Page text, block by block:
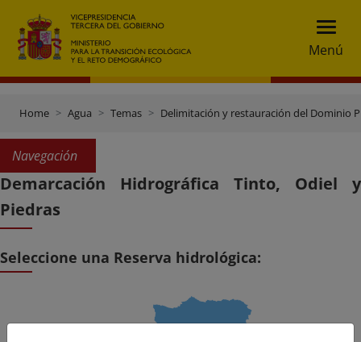
Menú
Home Agua Temas Delimitación y restauración del Dominio
Navegación
Demarcación Hidrográfica Tinto, Odiel y
Piedras
Seleccione una Reserva hidrológica: